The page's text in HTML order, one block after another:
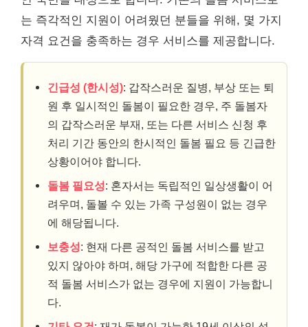
는 즉각적인 지원이 어려웠던 분들을 위해, 몇 가지
자격 요건을 충족하는 경우 서비스를 제공합니다.
긴급성 (한시성): 갑작스러운 질병, 부상 또는 퇴
원 후 일시적인 돌봄이 필요한 경우, 주 돌봄자
의 갑작스러운 부재, 또는 다른 서비스 신청 후
처리 기간 동안의 한시적인 돌봄 필요 등 긴급한
상황이어야 합니다.
돌봄 필요성: 혼자서는 독립적인 일상생활이 어
려우며, 돌볼 수 있는 가족 구성원이 없는 경우
에 해당됩니다.
보충성: 현재 다른 공적인 돌봄 서비스를 받고
있지 않아야 하며, 해당 가구에 적합한 다른 공
적 돌봄 서비스가 없는 경우에 지원이 가능합니
다.